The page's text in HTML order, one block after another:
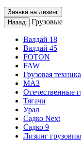
Заявка на лизинг
Назад
Грузовые
Валдай 18
Валдай 45
FOTON
FAW
Грузовая
МАЗ
Отечественные
Тягачи
Урал
Садко Next
Садко 9
Лизинг